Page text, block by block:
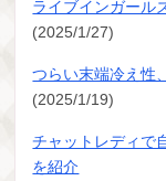
ライブインガール
(2025/1/27)
つらい末端冷え性
(2025/1/19)
チャットレディで
を紹介